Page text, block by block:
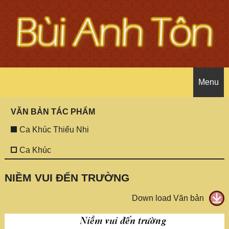
Menu
Trang chủ
Ca khúc thiếu nhi
VĂN BẢN TÁC PHẨM
Ca Khúc Thiếu Nhi
Ca Khúc
NIỀM VUI ĐẾN TRƯỜNG
Down load Văn bản